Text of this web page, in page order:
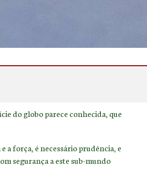
do globo parece conhecida, que
a força, é necessário prudência, e
segurança a este sub-mundo